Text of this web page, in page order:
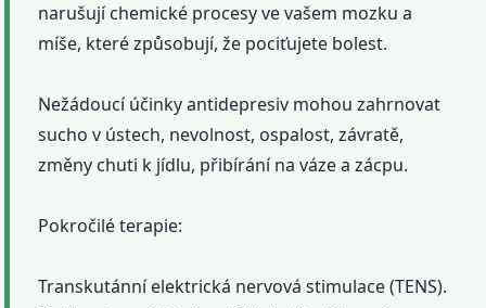
narušují chemické procesy ve vašem mozku a
míše, které způsobují, že pociťujete bolest.
Nežádoucí účinky antidepresiv mohou zahrnovat
sucho v ústech, nevolnost, ospalost, závratě,
změny chuti k jídlu, přibírání na váze a zácpu.
Pokročilé terapie:
Transkutánní elektrická nervová stimulace (TENS).